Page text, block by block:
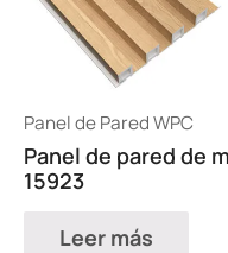
Panel de Pared WPC
Panel de pared de
15923
Leer más